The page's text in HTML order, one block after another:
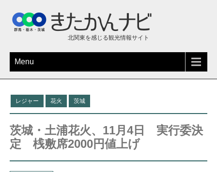
北関東を感じる観光情報サイト
Menu
レジャー 花火 茨城
茨城・土浦花火、11月4日 実行委決
定 桟敷席2000円値上げ